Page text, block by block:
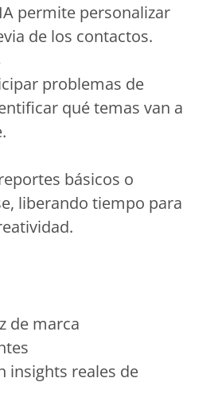
permite personalizar
de los contactos.
problemas de
qué temas van a
básicos o
liberando tiempo para
de marca
insights reales de